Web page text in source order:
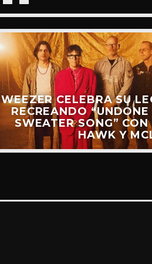
WEEZER CELEBRA SU
RECREANDO
SWEATER SONG”
HAWK Y